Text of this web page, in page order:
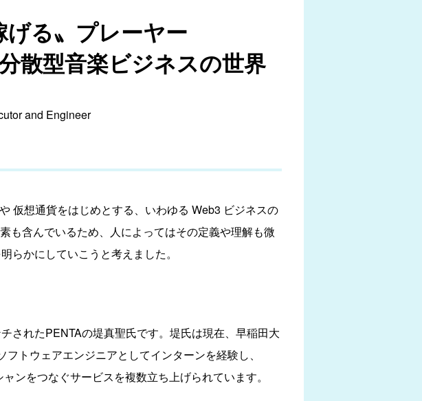
げる〟プレーヤー
散型音楽ビジネスの世界
and Engineer
仮想通貨をはじめとする、いわゆる Web3 ビジネスの
も含んでいるため、人によってはその定義や理解も微
らかにしていこうと考えました。
されたPENTAの堤真聖氏です。堤氏は現在、早稲田大
トウェアエンジニアとしてインターンを経験し、
ンをつなぐサービスを複数立ち上げられています。